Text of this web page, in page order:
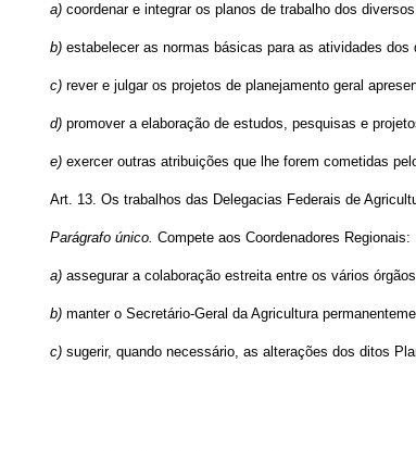
a) coordenar e integrar os planos de trabalho dos
b) estabelecer as normas básicas para as atividades
c) rever e julgar os projetos de planejamento geral
d) promover a elaboração de estudos, pesquisas e
e) exercer outras atribuições que lhe forem cometidas
Art. 13. Os trabalhos das Delegacias Federais de
Parágrafo único. Compete aos Coordenadores Regionais:
a) assegurar a colaboração estreita entre os vários
b) manter o Secretário-Geral da Agricultura
c) sugerir, quando necessário, as alterações dos ditos